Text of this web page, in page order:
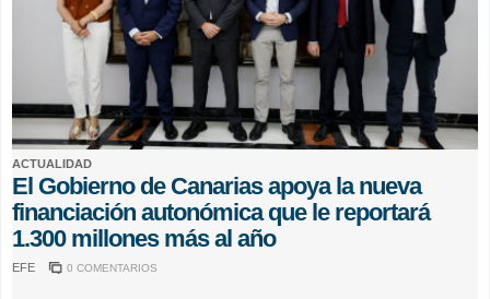
ACTUALIDAD
El Gobierno de Canarias apoya la nueva
financiación autonómica que le reportará
1.300 millones más al año
EFE 0 COMENTARIOS